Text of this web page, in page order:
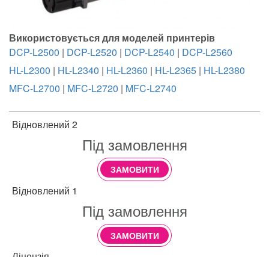
Використовується для моделей принтерів
DCP-L2500 | DCP-L2520 | DCP-L2540 | DCP-L2560
HL-L2300 | HL-L2340 | HL-L2360 | HL-L2365 | HL-L2380
MFC-L2700 | MFC-L2720 | MFC-L2740
Відновлений 2
Під замовлення
ЗАМОВИТИ
Відновлений 1
Під замовлення
ЗАМОВИТИ